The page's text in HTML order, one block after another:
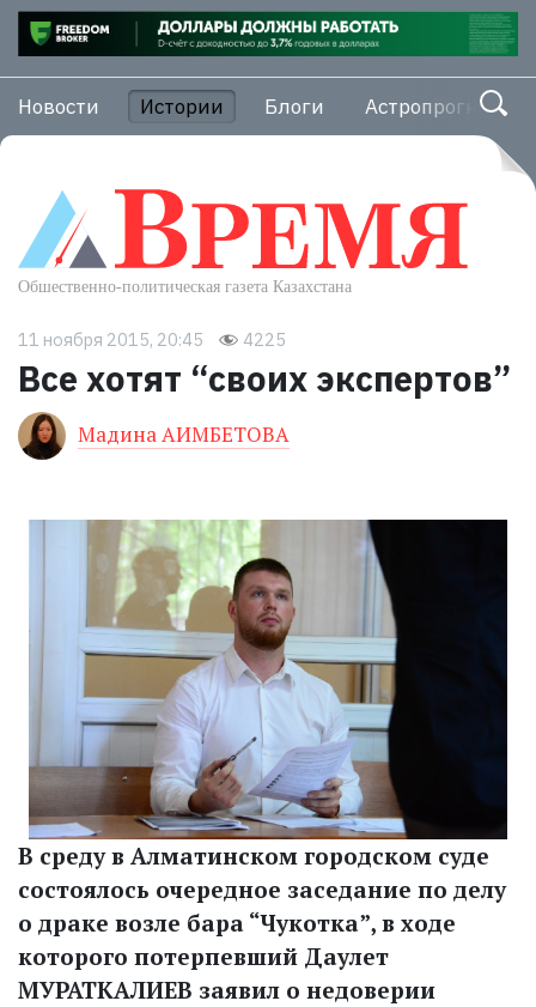
Новости Истории Блоги Астропрогноз
11 ноября 2015, 20:45 4225
Все хотят “своих экспертов”
Мадина АИМБЕТОВА
В среду в Алматинском городском суде
состоялось очередное заседание по делу
о драке возле бара “Чукотка”, в ходе
которого потерпевший Даулет
МУРАТКАЛИЕВ заявил о недоверии